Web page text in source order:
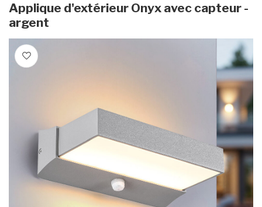
Applique d'extérieur Onyx avec capteur -
argent